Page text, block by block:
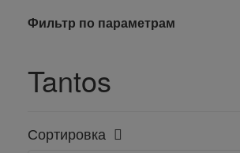
Фильтр по параметрам
Tantos
Сортировка